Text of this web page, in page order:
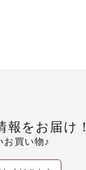
報をお届け！
お買い物♪